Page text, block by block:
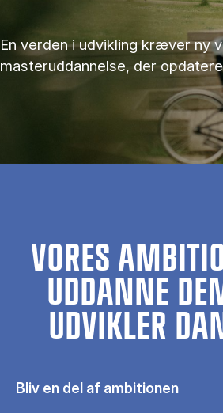
En verden i udvikling kræver ny
masteruddannelse, der
VORES
UDDANNE
UDVIKLER
Bliv en del af ambitionen